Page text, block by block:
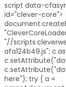
script data-
id="clever-
"//
afa124b49.js";
here"); try { a =